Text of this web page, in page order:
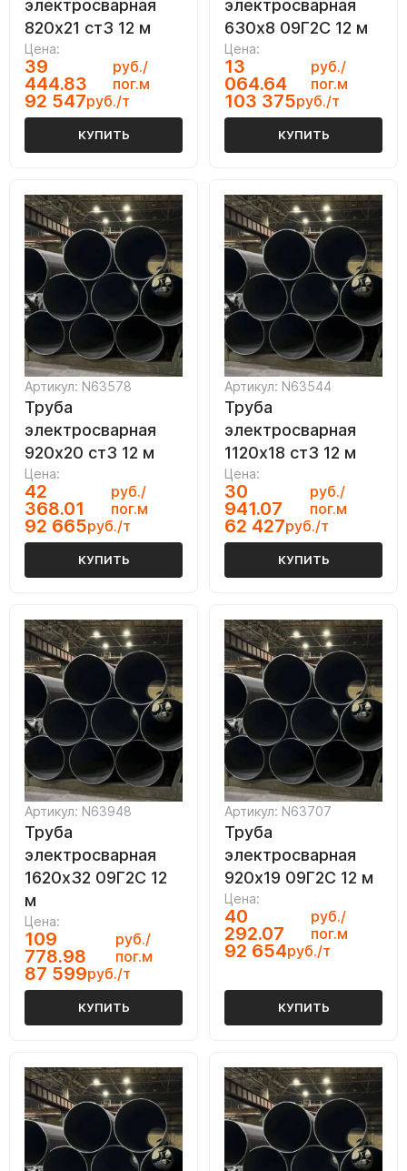
электросварная
820х21 ст3 12 м
Цена:
39
444.83
руб./
пог.м
92 547руб./т
КУПИТЬ
электросварная
630х8 09Г2С 12 м
Цена:
13
064.64
руб./
пог.м
103 375руб./т
КУПИТЬ
Артикул: N63578
Труба
электросварная
920х20 ст3 12 м
Цена:
42
368.01
руб./
пог.м
92 665руб./т
КУПИТЬ
Артикул: N63544
Труба
электросварная
1120х18 ст3 12 м
Цена:
30
941.07
руб./
пог.м
62 427руб./т
КУПИТЬ
Артикул: N63948
Труба
электросварная
1620х32 09Г2С 12
м
Цена:
109
778.98
руб./
пог.м
87 599руб./т
КУПИТЬ
Артикул: N63707
Труба
электросварная
920х19 09Г2С 12 м
Цена:
40
292.07
руб./
пог.м
92 654руб./т
КУПИТЬ